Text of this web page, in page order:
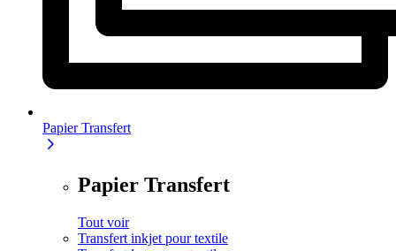
Papier Transfert
Papier Transfert
Tout voir
Transfert inkjet pour textile